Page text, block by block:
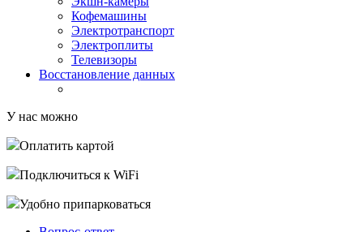
Кофемашины
Электротранспорт
Электроплиты
Телевизоры
Восстановление данных
У нас можно
Оплатить картой
Подключиться к WiFi
Удобно припарковаться